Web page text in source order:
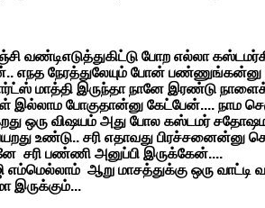
வண்டிஎடுத்துகிட்டு போற எல்லா
எநத நேரத்துலேயும் போன்
மாத்தி இருந்தா நானே இரண்டு
இல்லாம போகுதான்னு கேட்பேன்.... நாம
ஒரு விஷயம் அது போல கஸ்டமர்
உண்டு.. சரி எதாவது பிரச்சனைன்னு
சரி பண்ணி அனுப்பி இருக்கேன்....
எம்மெல்லாம் ஆறு மாசத்துக்கு ஒரு வாட்டி
இருக்கும்...